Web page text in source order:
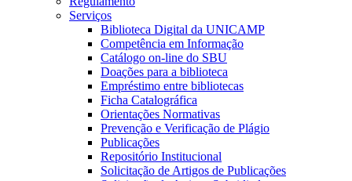
Serviços
Biblioteca Digital da UNICAMP
Competência em Informação
Catálogo on-line do SBU
Doações para a biblioteca
Empréstimo entre bibliotecas
Ficha Catalográfica
Orientações Normativas
Prevenção e Verificação de Plágio
Publicações
Repositório Institucional
Solicitação de Artigos de Publicações